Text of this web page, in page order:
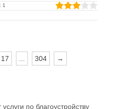
1
17 304 →
по благоустройству